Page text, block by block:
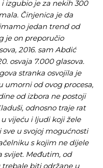
da živi!
zahvalimo što ste
živi, Redakcija
da živi!
zahvalimo što ste
živi, Redakcija
izgubio je za nekih 300
Činjenica je da
jedan trend od
je on preporučio
2016. sam Abdić
osvaja 7.000 glasova.
stranka osvojila je
umorni od ovog procesa,
od izbora ne postoji
odnosno traje rat
vijeću i ljudi koji žele
u svojoj mogućnosti
s kojim ne dijele
svijet. Međutim, od
trebale biti održane u